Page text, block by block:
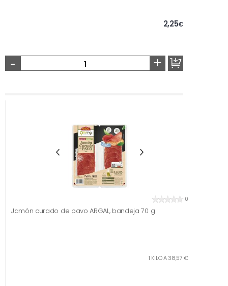
2,25€
- +
0
Jamón curado de pavo ARGAL, bandeja 70 g
1 KILO A 38,57 €